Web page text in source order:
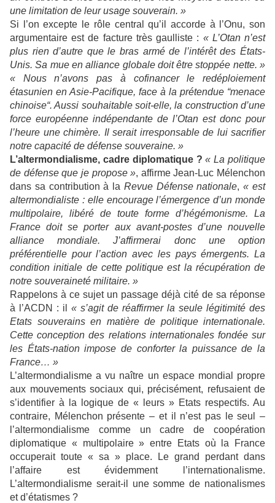
une limitation de leur usage souverain. »
Si l’on excepte le rôle central qu’il accorde à l’Onu, son
argumentaire est de facture très gaulliste : « L’Otan n’est
plus rien d’autre que le bras armé de l’intérêt des États-
Unis. Sa mue en alliance globale doit être stoppée nette. »
« Nous n’avons pas à cofinancer le redéploiement
étasunien en Asie-Pacifique, face à la prétendue “menace
chinoise“. Aussi souhaitable soit-elle, la construction d’une
force européenne indépendante de l’Otan est donc pour
l’heure une chimère. Il serait irresponsable de lui sacrifier
notre capacité de défense souveraine. »
L’altermondialisme, cadre diplomatique ? « La politique
de défense que je propose », affirme Jean-Luc Mélenchon
dans sa contribution à la Revue Défense nationale,« est
altermondialiste : elle encourage l’émergence d’un monde
multipolaire, libéré de toute forme d’hégémonisme. La
France doit se porter aux avant-postes d’une nouvelle
alliance mondiale. J’affirmerai donc une option
préférentielle pour l’action avec les pays émergents. La
condition initiale de cette politique est la récupération de
notre souveraineté militaire. »
Rappelons à ce sujet un passage déjà cité de sa réponse
à l’ACDN : il « s’agit de réaffirmer la seule légitimité des
Etats souverains en matière de politique internationale.
Cette conception des relations internationales fondée sur
les États-nation impose de conforter la puissance de la
France… »
L’altermondialisme a vu naître un espace mondial propre
aux mouvements sociaux qui, précisément, refusaient de
s’identifier à la logique de « leurs » Etats respectifs. Au
contraire, Mélenchon présente – et il n’est pas le seul –
l’altermondialisme comme un cadre de coopération
diplomatique « multipolaire » entre Etats où la France
occuperait toute « sa » place. Le grand perdant dans
l’affaire est évidemment l’internationalisme.
L’altermondialisme serait-il une somme de nationalismes
et d’étatismes ?